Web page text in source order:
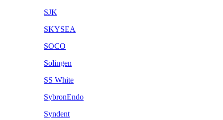
SJK
SKYSEA
SOCO
Solingen
SS White
SybronEndo
Syndent